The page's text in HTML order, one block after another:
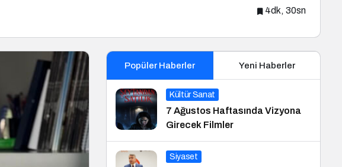
4dk, 30sn
Popüler Haberler Yeni Haberler
Kültür Sanat
7 Ağustos Haftasında Vizyona
Girecek Filmler
Siyaset